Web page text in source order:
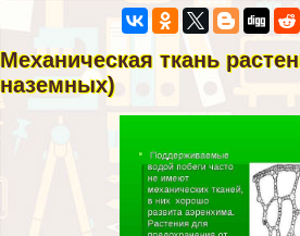
Механическая ткань
наземных)